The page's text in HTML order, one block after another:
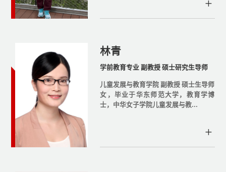
林青
学前教育专业 副教授 硕士研究生导师
儿童发展与教育学院 副教授 硕士生导师
女，毕业于华东师范大学，教育学博
士，中华女子学院儿童发展与教...